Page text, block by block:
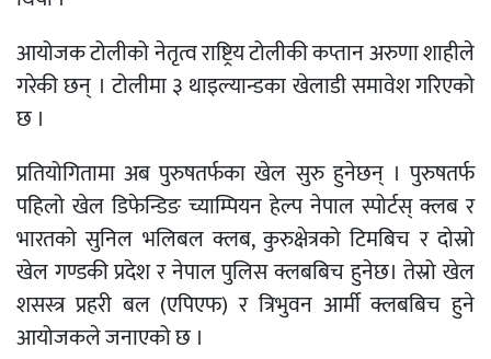
आयोजक टोलीको नेतृत्व राष्ट्रिय टोलीकी कप्तान अरुणा शाहीले
गरेकी छन् । टोलीमा ३ थाइल्यान्डका खेलाडी समावेश गरिएको
छ ।
प्रतियोगितामा अब पुरुषतर्फका खेल सुरु हुनेछन् । पुरुषतर्फ
पहिलो खेल डिफेन्डिङ च्याम्पियन हेल्प नेपाल स्पोर्टस् क्लब र
भारतको सुनिल भलिबल क्लब, कुरुक्षेत्रको टिमबिच र दोस्रो
खेल गण्डकी प्रदेश र नेपाल पुलिस क्लबबिच हुनेछ। तेस्रो खेल
शसस्त्र प्रहरी बल (एपिएफ) र त्रिभुवन आर्मी क्लबबिच हुने
आयोजकले जनाएको छ ।